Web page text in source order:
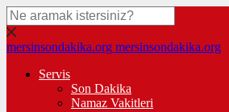
mersinsondakika.org mersinsondakika.org
Servis
Son Dakika
Namaz Vakitleri